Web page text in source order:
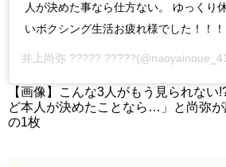
人が決めた事なら仕方ない。 ゆっくり
いボクシング生活お疲れ様でした！！
井上尚弥 ????? ?????
【画像】こんな3人がもう見られ
ど本人が決めたことなら…」と尚弥が
の1枚